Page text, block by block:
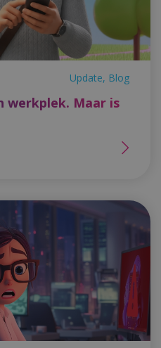
Update, Blog
werkplek. Maar is